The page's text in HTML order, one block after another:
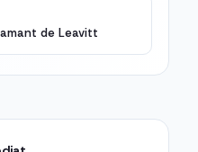
de Leavitt